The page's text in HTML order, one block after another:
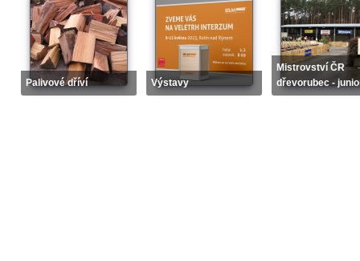
Palivové dříví Výstavy
Mistrovství ČR
dřevorubec -